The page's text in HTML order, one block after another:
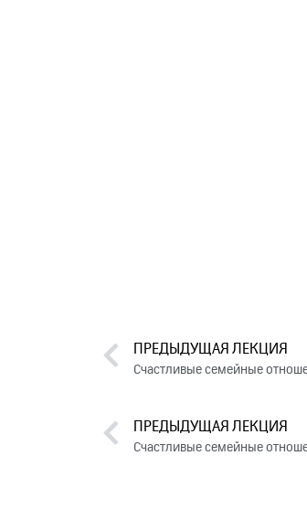
ПРЕДЫДУЩАЯ ЛЕКЦИЯ
Счастливые семейные
ПРЕДЫДУЩАЯ ЛЕКЦИЯ
Счастливые семейные